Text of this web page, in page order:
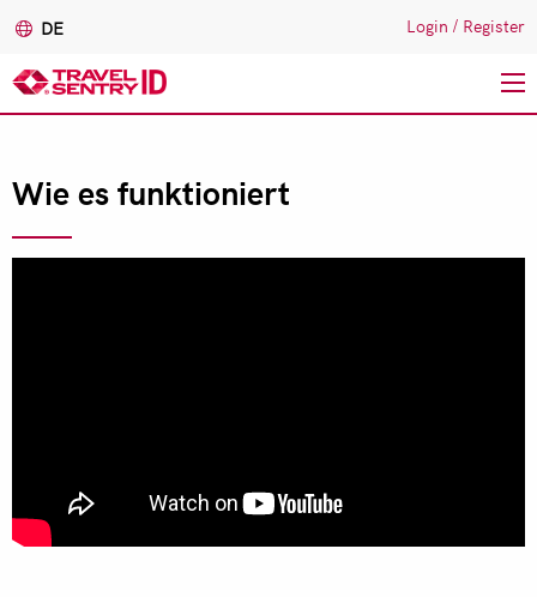
Inhalt
DE Login / Register
Wie es funktioniert